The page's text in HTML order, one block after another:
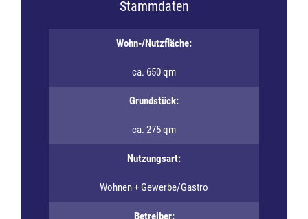
Stammdaten
Wohn-/Nutzfläche:
ca. 650 qm
Grundstück:
ca. 275 qm
Nutzungsart:
Wohnen + Gewerbe/Gastro
Betreiber: